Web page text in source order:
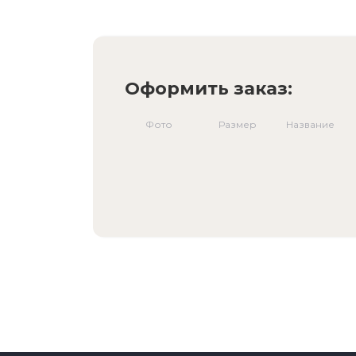
Оформить заказ:
Фото Размер Название